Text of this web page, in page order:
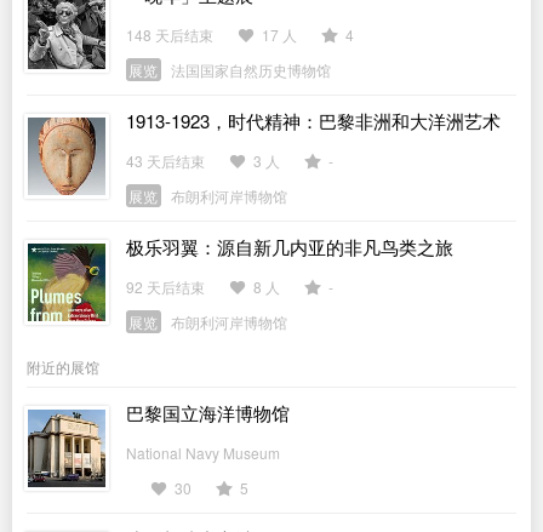
148 天后结束 17 人
4
展览
法国国家自然历史博物馆
1913-1923，时代精神：巴黎非洲和大洋洲艺术
展
43 天后结束 3 人
-
展览
布朗利河岸博物馆
极乐羽翼：源自新几内亚的非凡鸟类之旅
92 天后结束 8 人
-
展览
布朗利河岸博物馆
附近的展馆
巴黎国立海洋博物馆
National Navy Museum
30
5